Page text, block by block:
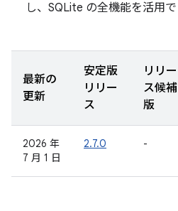
し、SQLite の全機能を活用で
最新の
更新
安定版
リリー
ス
リリー
ス候補
版
2026 年
7 月 1 日
2.7.0 -